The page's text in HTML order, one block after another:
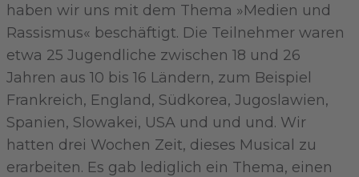
haben wir uns mit dem Thema »Medien und
Rassismus« beschäftigt. Die Teilnehmer waren
etwa 25 Jugendliche zwischen 18 und 26
Jahren aus 10 bis 16 Ländern, zum Beispiel
Frankreich, England, Südkorea, Jugoslawien,
Spanien, Slowakei, USA und und und. Wir
hatten drei Wochen Zeit, dieses Musical zu
erarbeiten. Es gab lediglich ein Thema, einen